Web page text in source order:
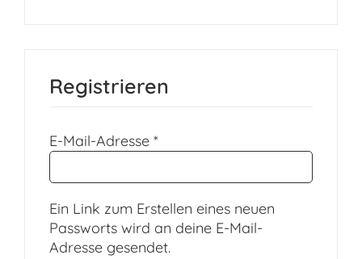
Registrieren
E-Mail-Adresse *Erforderlich
Ein Link zum Erstellen eines neuen
Passworts wird an deine E-Mail-
Adresse gesendet.